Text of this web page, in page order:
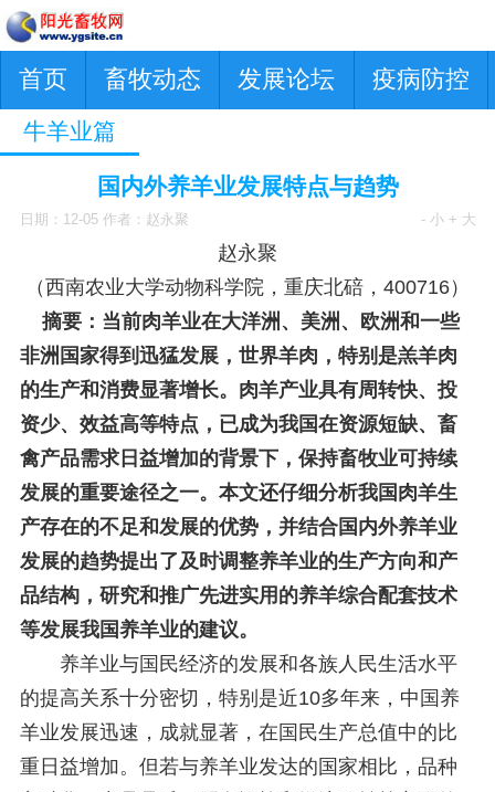
首页 畜牧动态 发展论坛 疫病防控
牛羊业篇
国内外养羊业发展特点与趋势
日期：12-05 作者：赵永聚 - 小 + 大
赵永聚
（西南农业大学动物科学院，重庆北碚，400716）
摘要：当前肉羊业在大洋洲、美洲、欧洲和一些
非洲国家得到迅猛发展，世界羊肉，特别是羔羊肉
的生产和消费显著增长。肉羊产业具有周转快、投
资少、效益高等特点，已成为我国在资源短缺、畜
禽产品需求日益增加的背景下，保持畜牧业可持续
发展的重要途径之一。本文还仔细分析我国肉羊生
产存在的不足和发展的优势，并结合国内外养羊业
发展的趋势提出了及时调整养羊业的生产方向和产
品结构，研究和推广先进实用的养羊综合配套技术
等发展我国养羊业的建议。
养羊业与国民经济的发展和各族人民生活水平
的提高关系十分密切，特别是近10多年来，中国养
羊业发展迅速，成就显著，在国民生产总值中的比
重日益增加。但若与养羊业发达的国家相比，品种